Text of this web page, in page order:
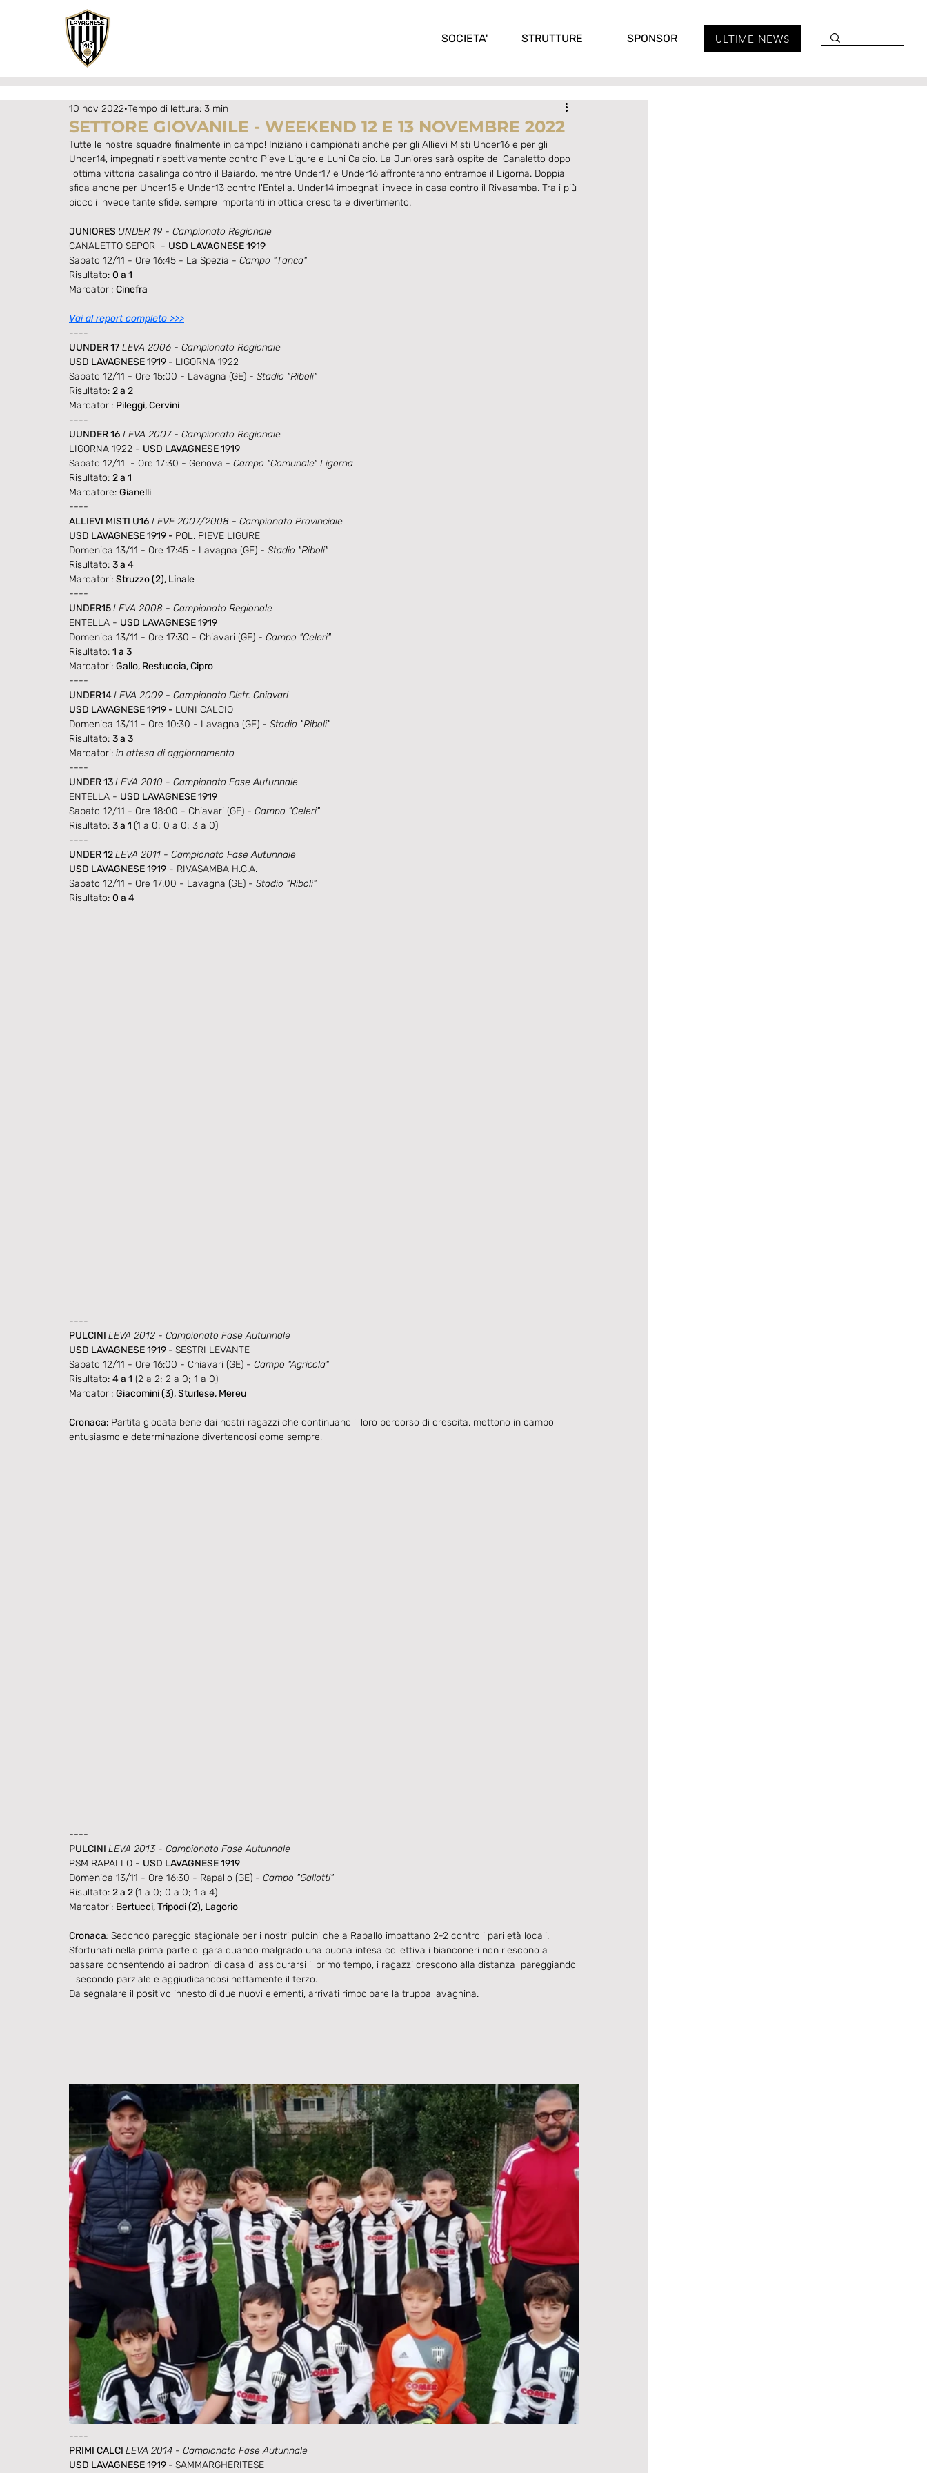
SOCIETA' STRUTTURE SPONSOR ULTIME NEWS
SETTORE GIOVANILE - WEEKEND 12 E 13 NOVEMBRE 2022
10 nov 2022 Tempo di lettura: 3 min
Tutte le nostre squadre finalmente in campo! Iniziano i campionati anche per gli Allievi Misti Under16 e per gli
Under14, impegnati rispettivamente contro Pieve Ligure e Luni Calcio. La Juniores sarà ospite del Canaletto dopo
l'ottima vittoria casalinga contro il Baiardo, mentre Under17 e Under16 affronteranno entrambe il Ligorna. Doppia
sfida anche per Under15 e Under13 contro l'Entella. Under14 impegnati invece in casa contro il Rivasamba. Tra i più
piccoli invece tante sfide, sempre importanti in ottica crescita e divertimento.
JUNIORES UNDER 19 - Campionato Regionale
CANALETTO SEPOR  - USD LAVAGNESE 1919
Sabato 12/11 - Ore 16:45 - La Spezia - Campo "Tanca"
Risultato: 0 a 1
Marcatori: Cinefra
Vai al report completo >>>
----
UUNDER 17 LEVA 2006 - Campionato Regionale
USD LAVAGNESE 1919 - LIGORNA 1922
Sabato 12/11 - Ore 15:00 - Lavagna (GE) - Stadio "Riboli"
Risultato: 2 a 2
Marcatori: Pileggi, Cervini
----
UUNDER 16 LEVA 2007 - Campionato Regionale
LIGORNA 1922 - USD LAVAGNESE 1919
Sabato 12/11  - Ore 17:30 - Genova - Campo "Comunale" Ligorna
Risultato: 2 a 1
Marcatore: Gianelli
----
ALLIEVI MISTI U16 LEVE 2007/2008 - Campionato Provinciale
USD LAVAGNESE 1919 - POL. PIEVE LIGURE
Domenica 13/11 - Ore 17:45 - Lavagna (GE) - Stadio "Riboli"
Risultato: 3 a 4
Marcatori: Struzzo (2), Linale
----
UNDER15 LEVA 2008 - Campionato Regionale
ENTELLA - USD LAVAGNESE 1919
Domenica 13/11 - Ore 17:30 - Chiavari (GE) - Campo "Celeri"
Risultato: 1 a 3
Marcatori: Gallo, Restuccia, Cipro
----
UNDER14 LEVA 2009 - Campionato Distr. Chiavari
USD LAVAGNESE 1919 - LUNI CALCIO
Domenica 13/11 - Ore 10:30 - Lavagna (GE) - Stadio "Riboli"
Risultato: 3 a 3
Marcatori: in attesa di aggiornamento
----
UNDER 13 LEVA 2010 - Campionato Fase Autunnale
ENTELLA - USD LAVAGNESE 1919
Sabato 12/11 - Ore 18:00 - Chiavari (GE) - Campo "Celeri"
Risultato: 3 a 1 (1 a 0; 0 a 0; 3 a 0)
----
UNDER 12 LEVA 2011 - Campionato Fase Autunnale
USD LAVAGNESE 1919 - RIVASAMBA H.C.A.
Sabato 12/11 - Ore 17:00 - Lavagna (GE) - Stadio "Riboli"
Risultato: 0 a 4
----
PULCINI LEVA 2012 - Campionato Fase Autunnale
USD LAVAGNESE 1919 - SESTRI LEVANTE
Sabato 12/11 - Ore 16:00 - Chiavari (GE) - Campo "Agricola"
Risultato: 4 a 1 (2 a 2; 2 a 0; 1 a 0)
Marcatori: Giacomini (3), Sturlese, Mereu
Cronaca: Partita giocata bene dai nostri ragazzi che continuano il loro percorso di crescita, mettono in campo
entusiasmo e determinazione divertendosi come sempre!
----
PULCINI LEVA 2013 - Campionato Fase Autunnale
PSM RAPALLO - USD LAVAGNESE 1919
Domenica 13/11 - Ore 16:30 - Rapallo (GE) - Campo "Gallotti"
Risultato: 2 a 2 (1 a 0; 0 a 0; 1 a 4)
Marcatori: Bertucci, Tripodi (2), Lagorio
Cronaca: Secondo pareggio stagionale per i nostri pulcini che a Rapallo impattano 2-2 contro i pari età locali.
Sfortunati nella prima parte di gara quando malgrado una buona intesa collettiva i bianconeri non riescono a
passare consentendo ai padroni di casa di assicurarsi il primo tempo, i ragazzi crescono alla distanza  pareggiando
il secondo parziale e aggiudicandosi nettamente il terzo.
Da segnalare il positivo innesto di due nuovi elementi, arrivati rimpolpare la truppa lavagnina.
----
PRIMI CALCI LEVA 2014 - Campionato Fase Autunnale
USD LAVAGNESE 1919 - SAMMARGHERITESE